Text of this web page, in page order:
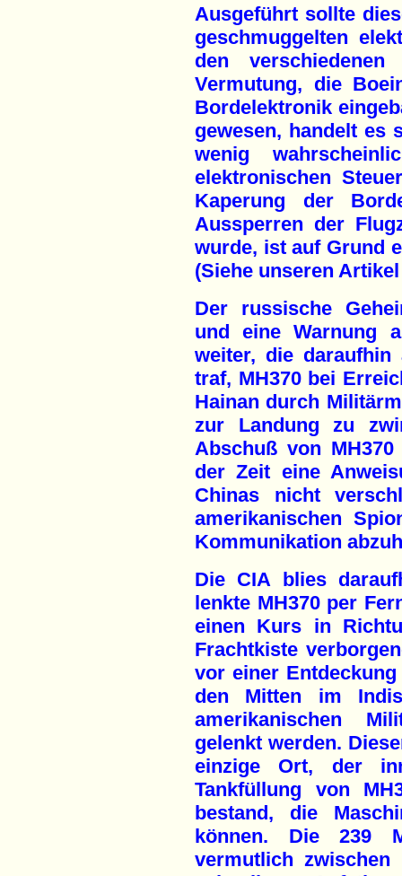
Ausgeführt sollte
geschmuggelten
den verschiedenen
Vermutung, die
Bordelektronik
gewesen, handelt es
wenig
elektronischen
Kaperung der
Aussperren der
wurde, ist auf Grund
(Siehe unseren Artikel
Der russische
und eine Warnung
weiter, die daraufhin
traf, MH370 bei
Hainan durch
zur Landung zu
Abschuß von
der Zeit eine
Chinas nicht
amerikanischen
Kommunikation
Die CIA blies
lenkte MH370 per
einen Kurs in
Frachtkiste
vor einer
den Mitten im
amerikanischen
gelenkt werden.
einzige Ort, der
Tankfüllung von
bestand, die
können. Die 239
vermutlich